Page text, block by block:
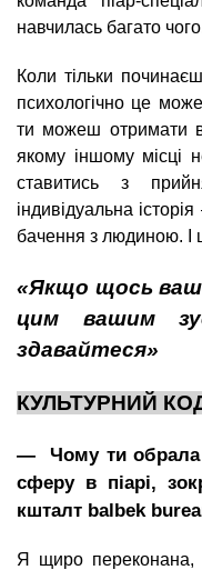
навчилась багато
Коли тільки
психологічно це
ти можеш отримати
якому іншому місці
ставитись з
індивідуальна
бачення з людиною. І
«Якщо щось
цим вашим
здавайтеся»
КУЛЬТУРНИЙ
― Чому ти обрала
сферу в піарі,
кшталт balbek
Я щиро переконана,